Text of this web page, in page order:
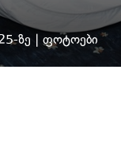
ზე | ფოტოები